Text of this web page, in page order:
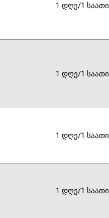
1 დღე/1 საათი
1 დღე/1 საათი
1 დღე/1 საათი
1 დღე/1 საათი